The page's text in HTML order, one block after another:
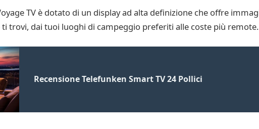
TV è dotato di un display ad alta definizione che offre
ti trovi, dai tuoi luoghi di campeggio preferiti alle coste più remote.
Recensione Telefunken Smart TV 24 Pollici